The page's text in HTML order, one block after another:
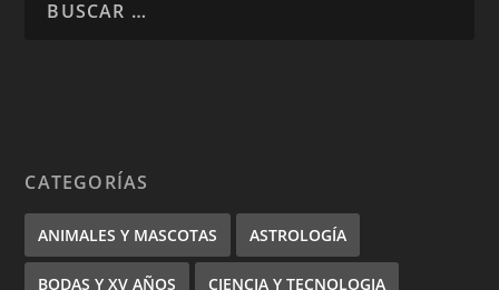
CATEGORÍAS
ANIMALES Y MASCOTAS ASTROLOGÍA
BODAS Y XV AÑOS CIENCIA Y TECNOLOGIA